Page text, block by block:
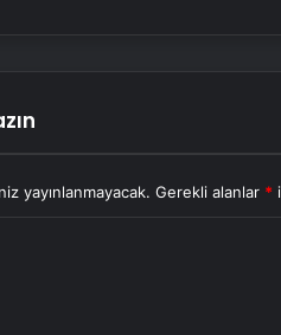
yayınlanmayacak. Gerekli alanlar *